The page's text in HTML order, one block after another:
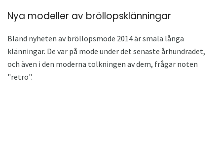
Nya modeller av bröllopsklänningar
Bland nyheten av bröllopsmode 2014 är smala långa
klänningar. De var på mode under det senaste århundradet,
och även i den moderna tolkningen av dem, frågar noten
"retro".